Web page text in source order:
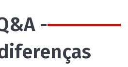
-